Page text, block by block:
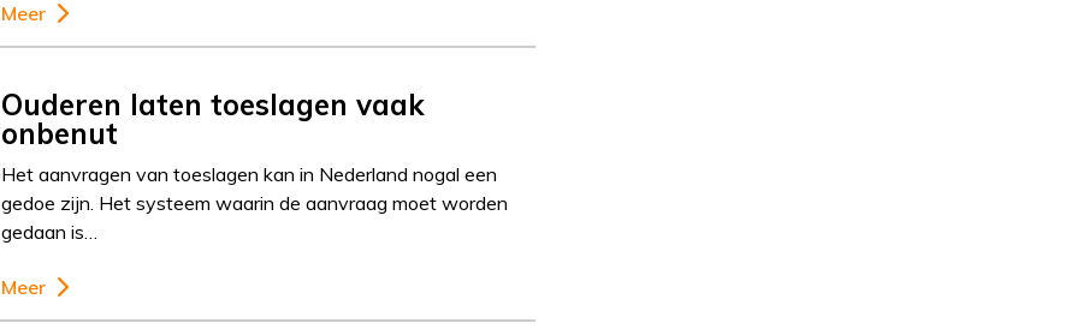
Meer
Ouderen laten toeslagen vaak
onbenut
Het aanvragen van toeslagen kan in Nederland nogal een
gedoe zijn. Het systeem waarin de aanvraag moet worden
gedaan is…
Meer